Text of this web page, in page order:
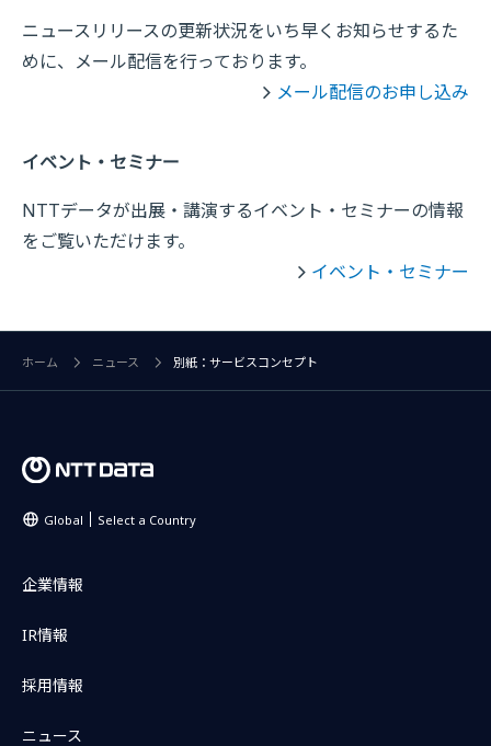
ニュースリリースの更新状況をいち早くお知らせするた
めに、メール配信を行っております。
メール配信のお申し込み
イベント・セミナー
NTTデータが出展・講演するイベント・セミナーの情報
をご覧いただけます。
イベント・セミナー
ホーム ニュース 別紙：サービスコンセプト
Global Select a Country
企業情報
IR情報
採用情報
ニュース